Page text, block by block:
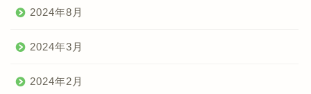
2024年8月
2024年3月
2024年2月